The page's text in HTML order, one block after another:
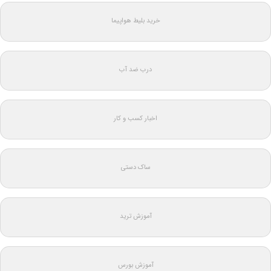
خرید بلیط هواپیما
درب ضد آب
اخبار کسب و کار
ساک دستی
آموزش ترید
آموزش بورس